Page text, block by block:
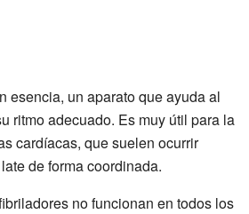
esencia, un aparato que ayuda al
ritmo adecuado. Es muy útil para la
cardíacas, que suelen ocurrir
de forma coordinada.
no funcionan en todos los